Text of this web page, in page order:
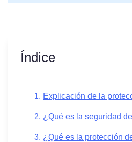
Índice
Explicación de la
¿Qué es la seguridad
¿Qué es la protección